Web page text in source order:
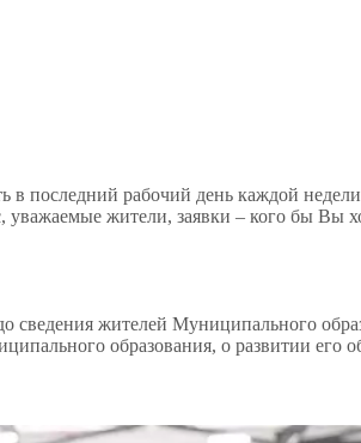
в последний рабочий день каждой
жители, заявки – кого бы Вы
сведения жителей Муниципального
образования, о развитии его